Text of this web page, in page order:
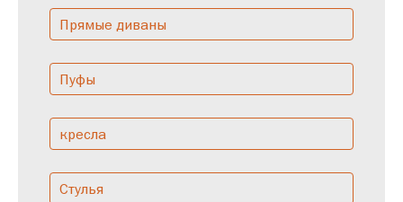
Прямые диваны
Пуфы
кресла
Стулья